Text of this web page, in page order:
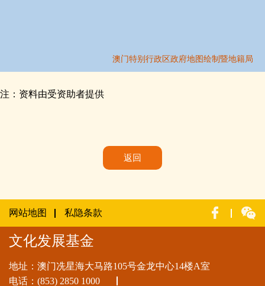
注：资料由受资助者提供
返回
网站地图 私隐条款
文化发展基金
地址：澳门冼星海大马路105号金龙中心14楼A室
电话： (853) 2850 1000